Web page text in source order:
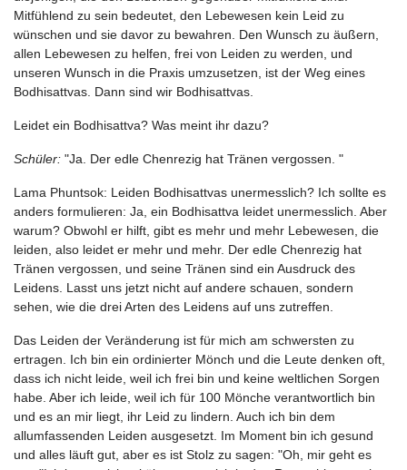
Mitfühlend zu sein bedeutet, den Lebewesen kein Leid zu
wünschen und sie davor zu bewahren. Den Wunsch zu äußern,
allen Lebewesen zu helfen, frei von Leiden zu werden, und
unseren Wunsch in die Praxis umzusetzen, ist der Weg eines
Bodhisattvas. Dann sind wir Bodhisattvas.
Leidet ein Bodhisattva? Was meint ihr dazu?
Schüler: "Ja. Der edle Chenrezig hat Tränen vergossen. "
Lama Phuntsok: Leiden Bodhisattvas unermesslich? Ich sollte es
anders formulieren: Ja, ein Bodhisattva leidet unermesslich. Aber
warum? Obwohl er hilft, gibt es mehr und mehr Lebewesen, die
leiden, also leidet er mehr und mehr. Der edle Chenrezig hat
Tränen vergossen, und seine Tränen sind ein Ausdruck des
Leidens. Lasst uns jetzt nicht auf andere schauen, sondern
sehen, wie die drei Arten des Leidens auf uns zutreffen.
Das Leiden der Veränderung ist für mich am schwersten zu
ertragen. Ich bin ein ordinierter Mönch und die Leute denken oft,
dass ich nicht leide, weil ich frei bin und keine weltlichen Sorgen
habe. Aber ich leide, weil ich für 100 Mönche verantwortlich bin
und es an mir liegt, ihr Leid zu lindern. Auch ich bin dem
allumfassenden Leiden ausgesetzt. Im Moment bin ich gesund
und alles läuft gut, aber es ist Stolz zu sagen: "Oh, mir geht es